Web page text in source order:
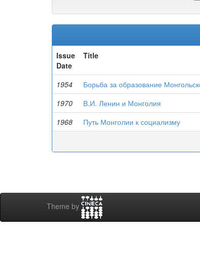
Issue
Date
Title
1954 Борьба за образование
1970
В.И. Ленин и Монголия
1968
Путь Монголии к социализму
Theme by